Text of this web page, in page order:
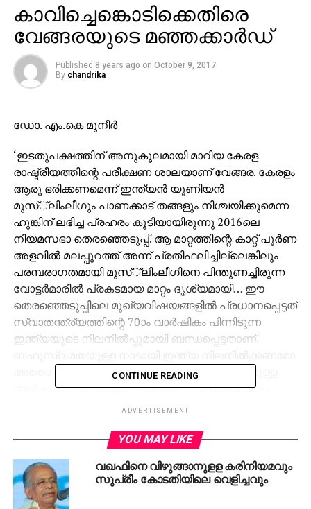
കാവിച്ചെങ്കൊടിക്കെതിരെ
വേങ്ങരയുടെ മഞ്ഞക്കാര്‍ഡ്
Published 8 years ago on October 9, 2017
By chandrika
ഡോ. എം.കെ മുനീര്‍
‘ഇടതുപക്ഷത്തിന് അനുകൂലമായി മാറിയ കേരള
രാഷ്ട്രീയത്തിന്റെ പരീക്ഷണ ശാലയാണ് വേങ്ങര. കേരളം
ആരു ഭരിക്കണമെന്ന് ഇന്ത്യന്‍ യൂണിയന്‍
മുസ്്‌ലിംലീഗും പാണക്കാട് തങ്ങളും നിശ്ചയിക്കുമെന്ന
ഹുങ്കിന് ലഭിച്ച പ്രഹരം കൂടിയായിരുന്നു 2016ലെ
നിയമസഭാ തെരഞ്ഞെടുപ്പ്. ആ മാറ്റത്തിന്റെ കാറ്റ് പൂര്‍ണ
അളവില്‍ മലപ്പുറത്ത് അന്ന് പ്രതിഫലിച്ചില്ലെങ്കിലും
പരമ്പരാഗതമായി മുസ്്‌ലിംലീഗിനെ പിന്തുണച്ചിരുന്ന
വോട്ടര്‍മാരില്‍ പ്രകടമായ മാറ്റം ദൃശ്യമായി… ഈ
തെരഞ്ഞെടുപ്പിലെ മുഖ്യവിഷയങ്ങളില്‍ പ്രധാനപ്പെട്ടത്
സ്വാതന്ത്ര്യത്തിന്റെ 70ാം വാര്‍ഷികം പിന്നിടുന്ന
ഇന്ത്യയുടെ നിലനില്‍പ്പുമായി ബന്ധപ്പെട്ടതാണ്.
അതോ ഹിന്ദുത്വരാഷ്ട്രമായി ഇന്ത്യയെ മാറ്റാനുള്ള
ആര്‍.എസ്.എസിന്റെയും കേന്ദ്ര സര്‍ക്കാരിന്റെയും
അക്രമാസക്തമായ യജ്ഞങ്ങള്‍ക്ക് കീഴടങ്ങണമോ
കൊടിയേരി ബാലകൃഷ്ണന്‍ കഴിഞ്ഞ ദിവസം
മുകളില്‍ ഉദ്ധരിച്ചത്. ബി.ജെ.പിയുടെ ജനരക്ഷാ
യാത്രക്കെതിരെ സി.പി.എം സംസ്ഥാന
സെക്രട്ടറിയുടെ ലേഖനം വേങ്ങരയെ കുറിച്ചായതോ
CONTINUE READING
ADVERTISEMENT
YOU MAY LIKE
വഖഫിനെ വിഴുങ്ങാനുളള കരിനിയമവും
സുപ്രീം കോടതിയിലെ വെളിച്ചവും